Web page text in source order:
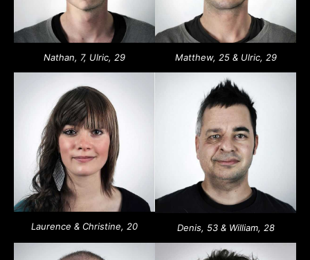
Nathan, 7, Ulric, 29 Matthew, 25 & Ulric, 29
Laurence & Christine, 20 Denis, 53 & William, 28